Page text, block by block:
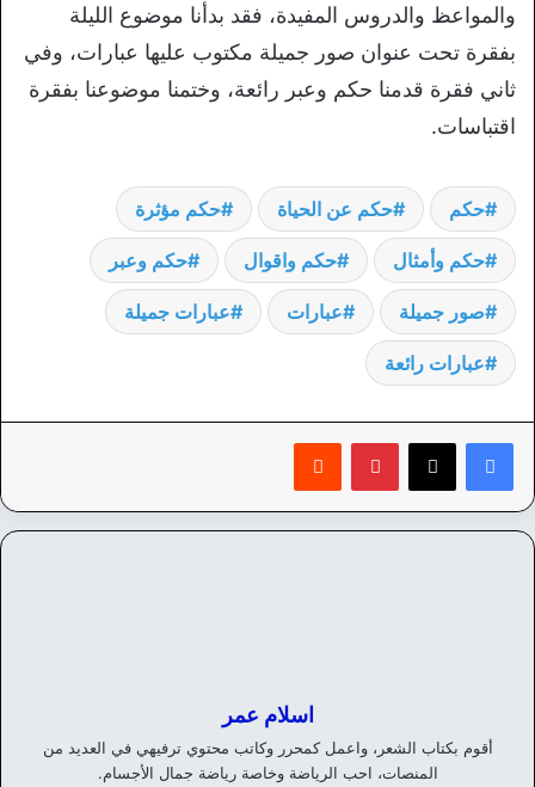
والمواعظ والدروس المفيدة، فقد بدأنا موضوع الليلة
بفقرة تحت عنوان صور جميلة مكتوب عليها عبارات، وفي
ثاني فقرة قدمنا حكم وعبر رائعة، وختمنا موضوعنا بفقرة
اقتباسات.
حكم حكم عن الحياة حكم مؤثرة
حكم وأمثال حكم واقوال حكم وعبر
صور جميلة عبارات عبارات جميلة
عبارات رائعة
بينتيريست
اسلام عمر
أقوم بكتاب الشعر، واعمل كمحرر وكاتب محتوي ترفيهي في العديد من
المنصات، احب الرياضة وخاصة رياضة جمال الأجسام.